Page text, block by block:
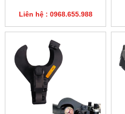
Liên hệ : 0968.655.988